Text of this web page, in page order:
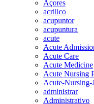
Açores
acrilico
acupuntor
acupuntura
acute
Acute
Acute Care
Acute Medicine
Acute Nursing
Acute-Nursing-
administrar
Administrativo